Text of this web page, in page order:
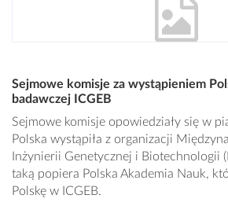
Sejmowe komisje za wystąpieniem
badawczej ICGEB
Sejmowe komisje opowiedziały się w
Polska wystąpiła z organizacji
Inżynierii Genetycznej i Biotechnologii
taką popiera Polska Akademia Nauk,
Polskę w ICGEB.